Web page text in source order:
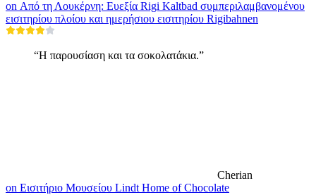
on Από τη Λουκέρνη: Ευεξία Rigi Kaltbad συμπεριλαμβανομένου
εισιτηρίου πλοίου και ημερήσιου εισιτηρίου Rigibahnen
“Η παρουσίαση και τα σοκολατάκια.”
Cherian
on Εισιτήριο Μουσείου Lindt Home of Chocolate